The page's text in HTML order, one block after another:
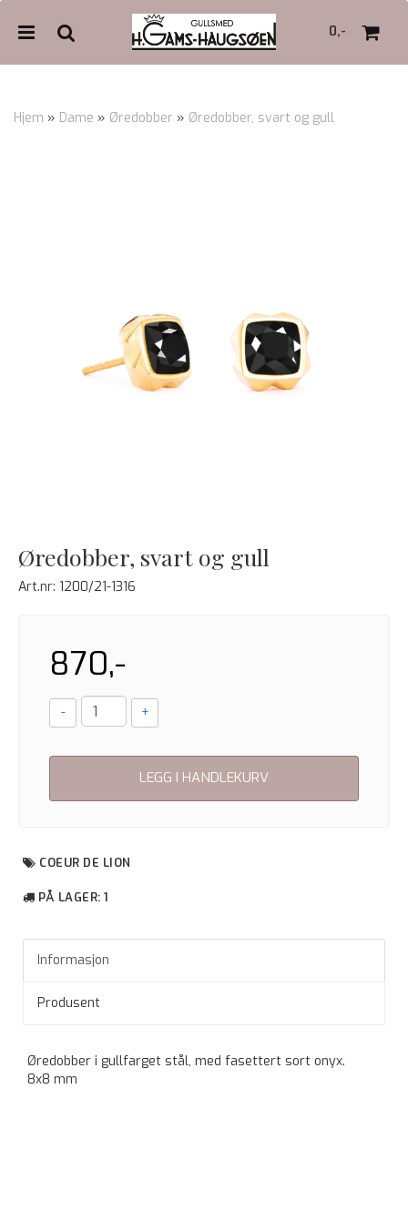
0,-
Hjem » Dame » Øredobber » Øredobber, svart og gull
Øredobber, svart og gull
Art.nr: 1200/21-1316
870,-
- +
LEGG I HANDLEKURV
COEUR DE LION
PÅ LAGER: 1
Informasjon
Produsent
Øredobber i gullfarget stål, med fasettert sort onyx.
8x8 mm